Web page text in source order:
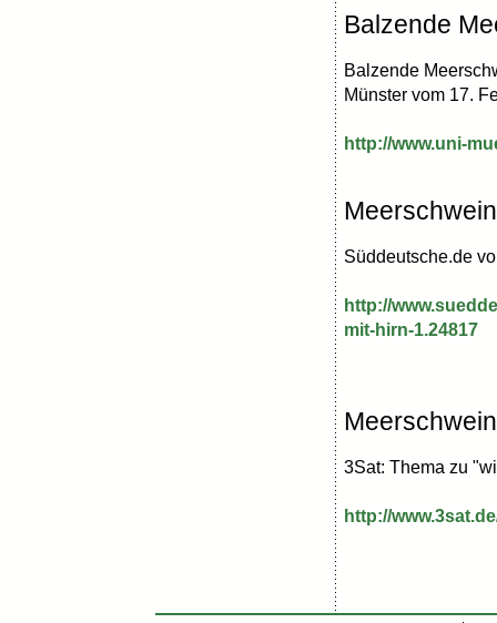
Balzende
Balzende
Münster vom 17.
http://www.uni-
Süddeutsche.de
http://
mit-hirn-1.24817
3Sat: Thema zu
http://